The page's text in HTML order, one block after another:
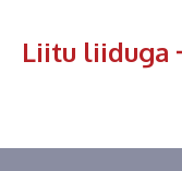
Liitu liiduga